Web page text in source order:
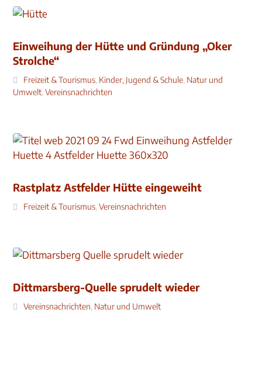
Einweihung der Hütte und Gründung „Oker
Strolche“
Freizeit & Tourismus, Kinder, Jugend & Schule, Natur und
Umwelt,Vereinsnachrichten
Rastplatz Astfelder Hütte eingeweiht
Freizeit & Tourismus,Vereinsnachrichten
Dittmarsberg-Quelle sprudelt wieder
Vereinsnachrichten, Natur und Umwelt